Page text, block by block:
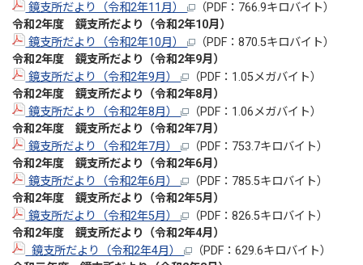
鏡支所だより（令和2年11月）
（PDF：766.9キロバイト）
令和2年度 鏡支所だより（令和2年10月 ）
鏡支所だより（令和2年10月）
（PDF：870.5キロバイト）
令和2年度 鏡支所だより（令和2年9月 ）
鏡支所だより（令和2年9月）
（PDF：1.05メガバイト）
令和2年度 鏡支所だより（令和2年8月 ）
鏡支所だより（令和2年8月）
（PDF：1.06メガバイト）
令和2年度 鏡支所だより（令和2年7月 ）
鏡支所だより（令和2年7月）
（PDF：753.7キロバイト）
令和2年度 鏡支所だより（令和2年6月 ）
鏡支所だより（令和2年6月）
（PDF：785.5キロバイト）
令和2年度 鏡支所だより（令和2年5月 ）
鏡支所だより（令和2年5月）
（PDF：826.5キロバイト）
令和2年度 鏡支所だより（令和2年4月 ）
鏡支所だより（令和2年4月）
（PDF：629.6キロバイト）